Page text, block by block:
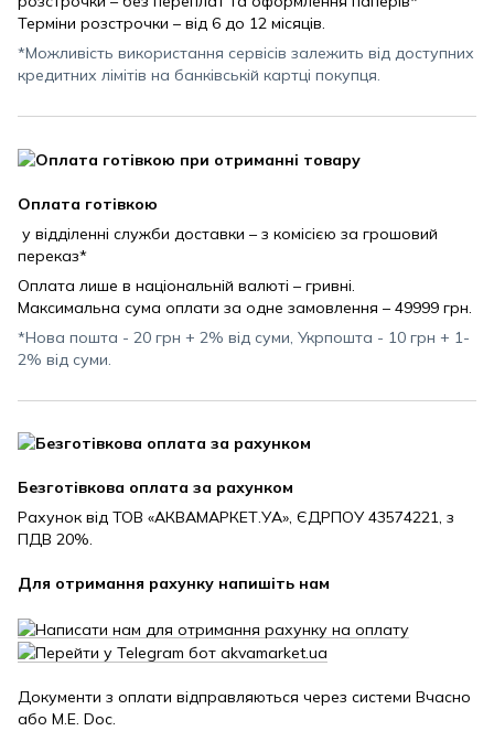
Терміни розстрочки – від 6 до 12 місяців.
*Можливість використання сервісів залежить від доступних
кредитних лімітів на банківській картці покупця.
Оплата готівкою
у відділенні служби доставки – з комісією за грошовий
переказ*
Оплата лише в національній валюті – гривні.
Максимальна сума оплати за одне замовлення – 49999 грн.
*Нова пошта - 20 грн + 2% від суми, Укрпошта - 10 грн + 1-
2% від суми.
Безготівкова оплата за рахунком
Рахунок від ТОВ «АКВАМАРКЕТ.УА», ЄДРПОУ 43574221, з
ПДВ 20%.
Для отримання рахунку напишіть нам
Документи з оплати відправляються через системи Вчасно
або M.E. Doc.